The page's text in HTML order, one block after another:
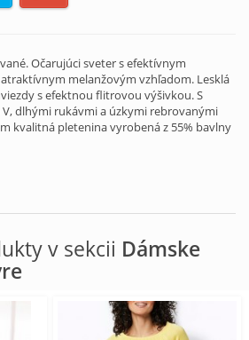
Očarujúci sveter s efektívnym
melanžovým vzhľadom. Lesklá
s efektnou flitrovou výšivkou. S
dlhými rukávmi a úzkymi rebrovanými
kvalitná pletenina vyrobená z 55% bavlny
v sekcii Dámske